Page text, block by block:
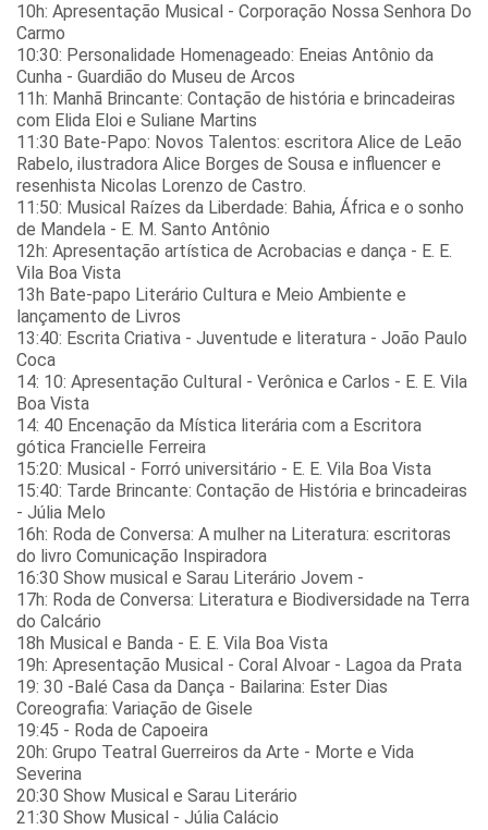
10h: Apresentação Musical - Corporação Nossa Senhora Do
Carmo
10:30: Personalidade Homenageado: Eneias Antônio da
Cunha - Guardião do Museu de Arcos
11h: Manhã Brincante: Contação de história e brincadeiras
com Elida Eloi e Suliane Martins
11:30 Bate-Papo: Novos Talentos: escritora Alice de Leão
Rabelo, ilustradora Alice Borges de Sousa e influencer e
resenhista Nicolas Lorenzo de Castro.
11:50: Musical Raízes da Liberdade: Bahia, África e o sonho
de Mandela - E. M. Santo Antônio
12h: Apresentação artística de Acrobacias e dança - E. E.
Vila Boa Vista
13h Bate-papo Literário Cultura e Meio Ambiente e
lançamento de Livros
13:40: Escrita Criativa - Juventude e literatura - João Paulo
Coca
14: 10: Apresentação Cultural - Verônica e Carlos - E. E. Vila
Boa Vista
14: 40 Encenação da Mística literária com a Escritora
gótica Francielle Ferreira
15:20: Musical - Forró universitário - E. E. Vila Boa Vista
15:40: Tarde Brincante: Contação de História e brincadeiras
- Júlia Melo
16h: Roda de Conversa: A mulher na Literatura: escritoras
do livro Comunicação Inspiradora
16:30 Show musical e Sarau Literário Jovem -
17h: Roda de Conversa: Literatura e Biodiversidade na Terra
do Calcário
18h Musical e Banda - E. E. Vila Boa Vista
19h: Apresentação Musical - Coral Alvoar - Lagoa da Prata
19: 30 -Balé Casa da Dança - Bailarina: Ester Dias
Coreografia: Variação de Gisele
19:45 - Roda de Capoeira
20h: Grupo Teatral Guerreiros da Arte - Morte e Vida
Severina
20:30 Show Musical e Sarau Literário
21:30 Show Musical - Júlia Calácio